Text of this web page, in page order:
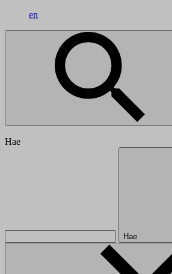
en
Hae
Hae